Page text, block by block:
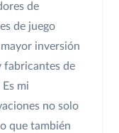
de
de juego
inversión
fabricantes de
mi
no solo
que también